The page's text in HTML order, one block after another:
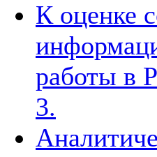
К оценке
работы в
3.